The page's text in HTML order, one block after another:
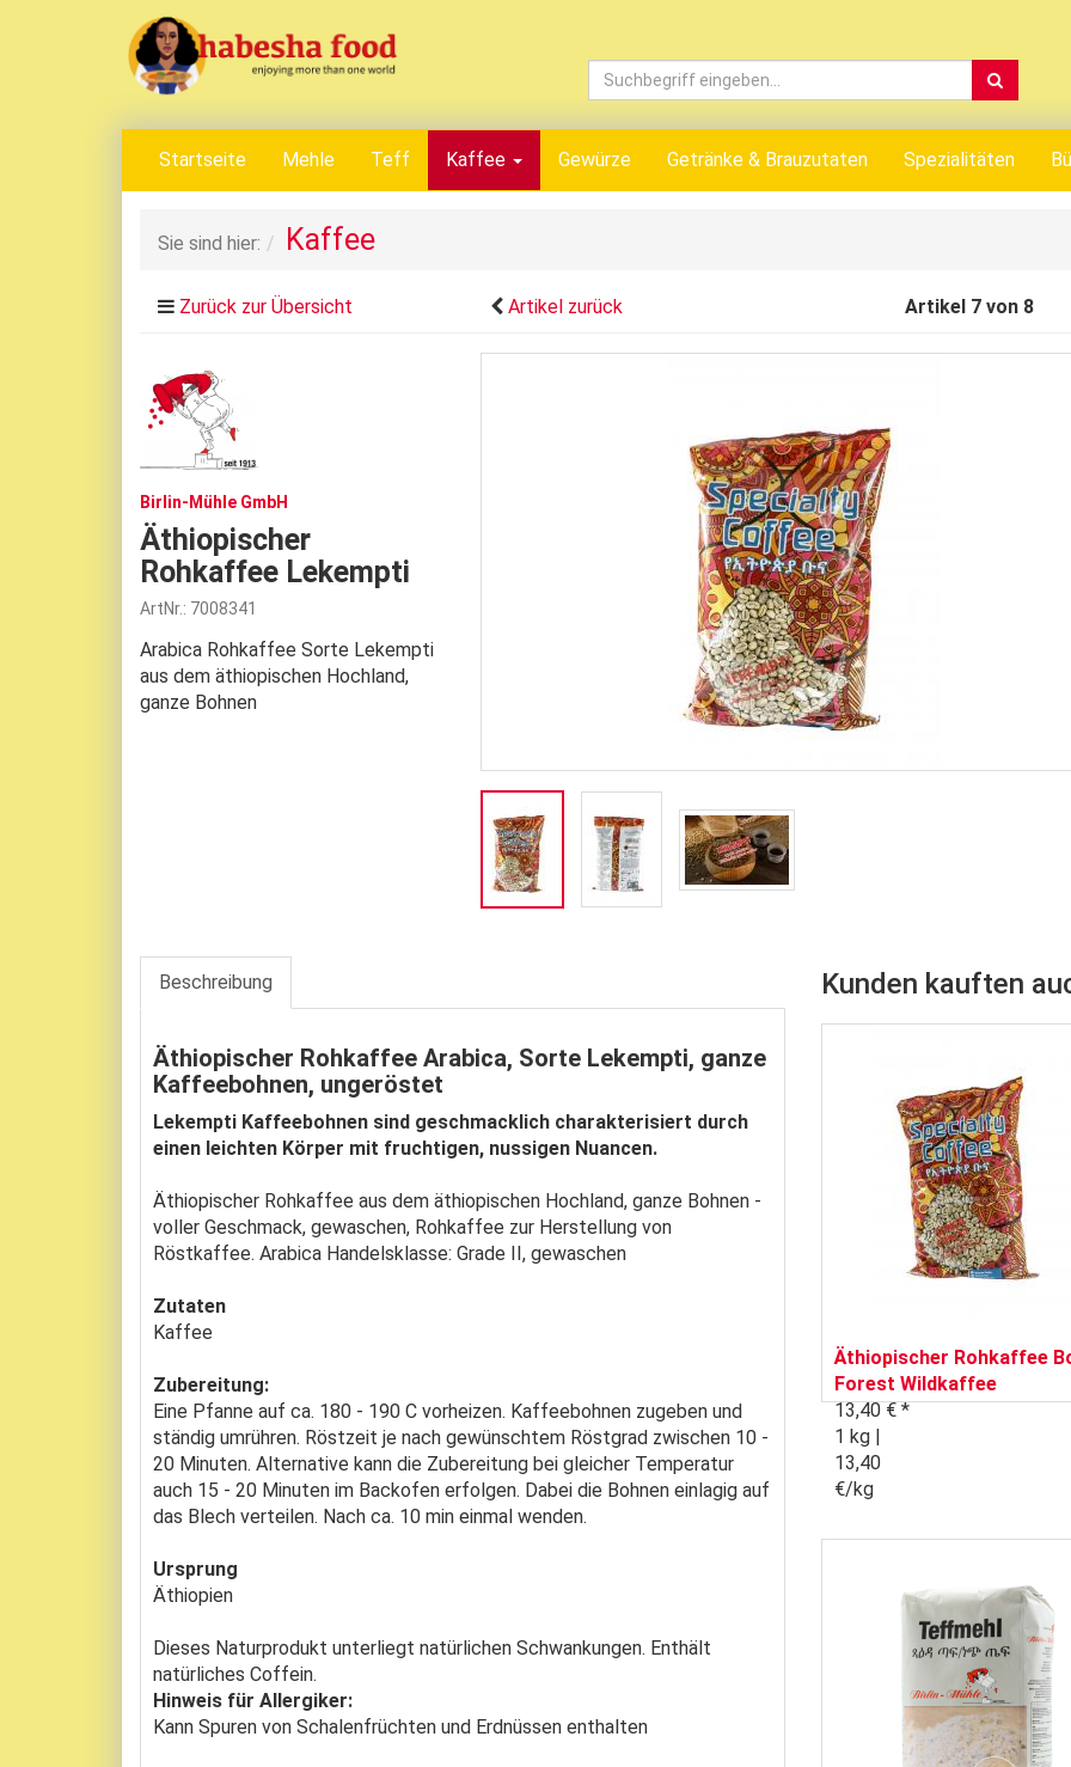
Startseite Mehle Teff Kaffee Gewürze Getränke & Brauzutaten Spezialitäten
Sie sind hier: Kaffee
Zurück zur Übersicht Artikel zurück Artikel 7 von 8
Birlin-Mühle GmbH
Äthiopischer
Rohkaffee Lekempti
ArtNr.: 7008341
Arabica Rohkaffee Sorte Lekempti
aus dem äthiopischen Hochland,
ganze Bohnen
Beschreibung
Äthiopischer Rohkaffee Arabica, Sorte Lekempti, ganze
Kaffeebohnen, ungeröstet
Lekempti Kaffeebohnen sind geschmacklich charakterisiert durch
einen leichten Körper mit fruchtigen, nussigen Nuancen.
Äthiopischer Rohkaffee aus dem äthiopischen Hochland, ganze Bohnen -
voller Geschmack, gewaschen, Rohkaffee zur Herstellung von
Röstkaffee. Arabica Handelsklasse: Grade II, gewaschen
Zutaten
Kaffee
Zubereitung:
Eine Pfanne auf ca. 180 - 190 C vorheizen. Kaffeebohnen zugeben und
ständig umrühren. Röstzeit je nach gewünschtem Röstgrad zwischen 10 -
20 Minuten. Alternative kann die Zubereitung bei gleicher Temperatur
auch 15 - 20 Minuten im Backofen erfolgen. Dabei die Bohnen einlagig auf
das Blech verteilen. Nach ca. 10 min einmal wenden.
Ursprung
Äthiopien
Dieses Naturprodukt unterliegt natürlichen Schwankungen. Enthält
natürliches Coffein.
Hinweis für Allergiker:
Kann Spuren von Schalenfrüchten und Erdnüssen enthalten
Kunden kauften
Äthiopischer Rohkaffee
Forest Wildkaffee
13,40 € *
1 kg |
13,40
€/kg